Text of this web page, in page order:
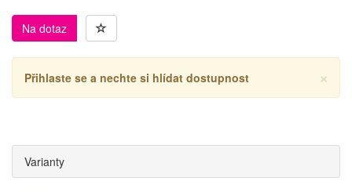
Na dotaz
×
Přihlaste se a nechte si hlídat dostupnost
Varianty